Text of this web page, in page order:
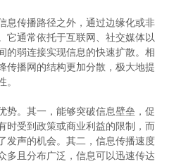
息传播路径之外，通过边缘化或非
它通常依托于互联网、社交媒体以
的弱连接实现信息的快速扩散。相
传播网的结构更加分散，极大地提
势。其一，能够突破信息壁垒，促
时受到政策或商业利益的限制，而
发声的机会。其二，信息传播速度
多且分布广泛，信息可以迅速传达